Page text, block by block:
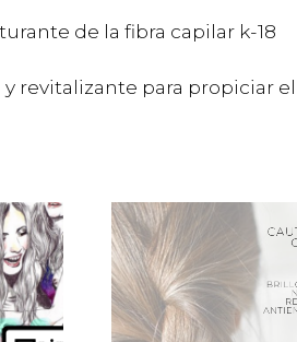
de la fibra capilar k-18
revitalizante para propiciar